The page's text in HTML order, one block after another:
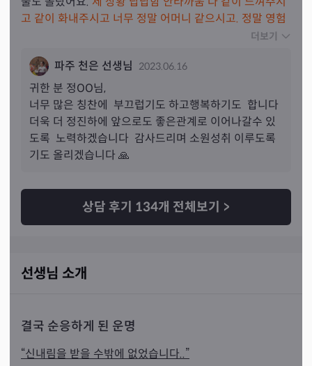
고 같이 화내주시고 너무 정말 어머니 같으시고. 정말 영험
하시고 눈으로 실제로 보고 계시는 것 처럼 원래 저나 지인
하셔요. 저는 많이 배우고 갑니다 선생님께. 그리고 꼭 봽
고 싶어요. ㅎㅎ 힘내겠습니다 화이팅 하겠습니다! ㅎㅎ
더보기
파주 천은 선생님 2023.06.16
귀한 분 정OO님,
너무 많은 칭찬에  부끄럽기도 하고행복하기도  합니다
더욱 더 정진하에 앞으로도 좋은관계로 이어나갈수 있
도록  노력하겠습니다  감사드리며 소원성취 이루도록
기도 올리겠습니다 🙏
상담 후기 134개 전체보기 >
선생님 소개
결국 순응하게 된 운명
“신내림을 받을 수밖에 없었습니다..”